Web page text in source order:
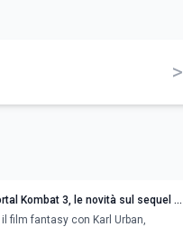
>
Kombat 3, le novità sul sequel -
film fantasy con Karl Urban,